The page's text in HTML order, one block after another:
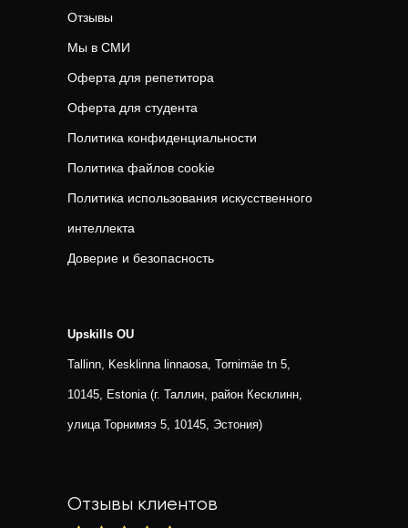
Отзывы
Мы в СМИ
Оферта для репетитора
Оферта для студента
Политика конфиденциальности
Политика файлов cookie
Политика использования искусственного
интеллекта
Доверие и безопасность
Upskills OU
Tallinn, Kesklinna linnaosa, Tornimäe tn 5,
10145, Estonia (г. Таллин, район Кесклинн,
улица Торнимяэ 5, 10145, Эстония)
Отзывы клиентов